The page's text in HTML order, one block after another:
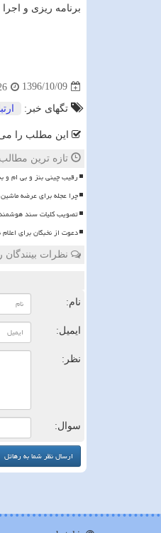
برنامه ریزی و اجرا
1396/10/09
تگهای خبر:
این مطلب را می
تازه ترین
رقیب چینی بنز و بی ام و
چرا عجله برای عرضه
تصویب کلیات سند
دعوت از نخبگان برای
نظرات
نام:
ایمیل:
نظر:
سوال: